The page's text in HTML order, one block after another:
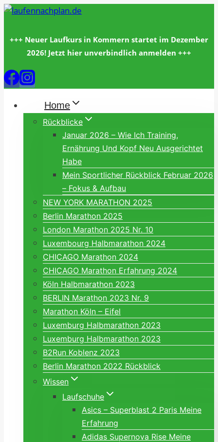
Zum
springen
+++ Neuer Laufkurs in Kommern startet im Dezember
2026! Jetzt hier unverbindlich anmelden +++
Home
Rückblicke
Januar 2026 – Wie Ich Training,
Ernährung Und Kopf Neu Ausgerichtet
Habe
Mein Sportlicher Rückblick Februar 2026
– Fokus & Aufbau
NEW YORK MARATHON 2025
Berlin Marathon 2025
London Marathon 2025 Nr. 10
Luxembourg Halbmarathon 2024
CHICAGO Marathon 2024
CHICAGO Marathon Erfahrung 2024
Köln Halbmarathon 2023
BERLIN Marathon 2023 Nr. 9
Marathon Köln – Eifel
Luxemburg Halbmarathon 2023
Luxemburg Halbmarathon 2023
B2Run Koblenz 2023
Berlin Marathon 2022 Rückblick
Wissen
Laufschuhe
Asics – Superblast 2 Paris Meine
Erfahrung
Adidas Supernova Rise Meine